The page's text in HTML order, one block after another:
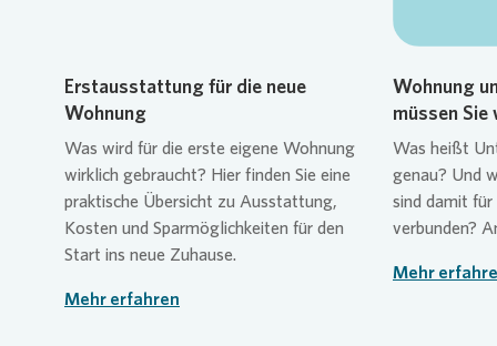
Erstausstattung für die neue
Wohnung
Was wird für die erste eigene Wohnung
wirklich gebraucht? Hier finden Sie eine
praktische Übersicht zu Ausstattung,
Kosten und Sparmöglichkeiten für den
Start ins neue Zuhause.
Mehr erfahren
Wohnung
müssen Sie
Was heißt
genau? Und
sind damit
verbunden?
Mehr